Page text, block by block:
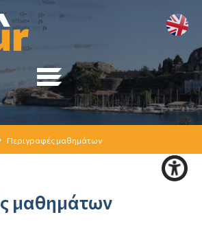
Περιγραφές μαθημάτων
μαθημάτων